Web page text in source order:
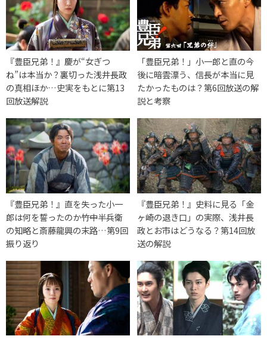
『豊臣兄弟！』慶が“女ぎつ
ね”は本当か？裏切った浅井長政
の真相ほか…史実をもとに第13
回放送解説
「豊臣兄弟！」小一郎と直の今
後に暗雲漂う、信長が本当に見
たかったものは？第6回放送の解
説と考察
『豊臣兄弟！』直を失った小一
郎は何を誓ったのか――竹中半兵衛
の知略と斎藤龍興の末路…第9回
振り返り
『豊臣兄弟！』史料に見る「金
ヶ崎の退き口」の実際、浅井長
政とお市はどうなる？第14回放
送の解説